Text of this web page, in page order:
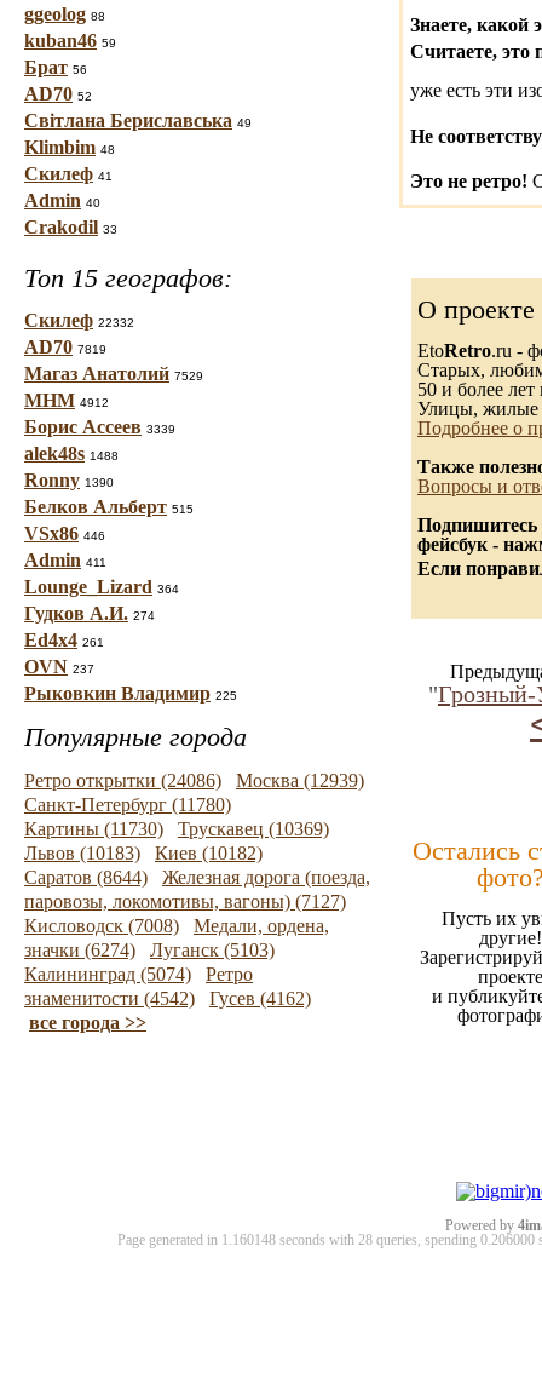
ggeolog 88
kuban46 59
Брат 56
AD70 52
Світлана Бериславська 49
Klimbim 48
Скилеф 41
Admin 40
Crakodil 33
Топ 15 географов:
Скилеф 22332
AD70 7819
Магаз Анатолий 7529
МНМ 4912
Борис Ассеев 3339
alek48s 1488
Ronny 1390
Белков Альберт 515
VSx86 446
Admin 411
Lounge_Lizard 364
Гудков А.И. 274
Ed4x4 261
OVN 237
Рыковкин Владимир 225
Популярные города
Ретро открытки (24086)
Москва (12939)
Санкт-Петербург (11780)
Картины (11730)
Трускавец (10369)
Львов (10183)
Киев (10182)
Саратов (8644)
Железная дорога (поезда,
паровозы, локомотивы, вагоны) (7127)
Кисловодск (7008)
Медали, ордена,
значки (6274)
Луганск (5103)
Калининград (5074)
Ретро
знаменитости (4542)
Гусев (4162)
все города >>
Знаете, какой
Считаете, это
уже есть эти
Не
Это не ретро!
О проекте
EtoRetro.ru -
Старых,
50 и более лет
Улицы, жилые
Подробнее о
Также
Вопросы и
Подпишитесь
фейсбук -
Если
"Грозный-
Остались
Пусть их
другие!
проекте
и
Powered by
Page generated in 1.160148 seconds with 28 queries, spending